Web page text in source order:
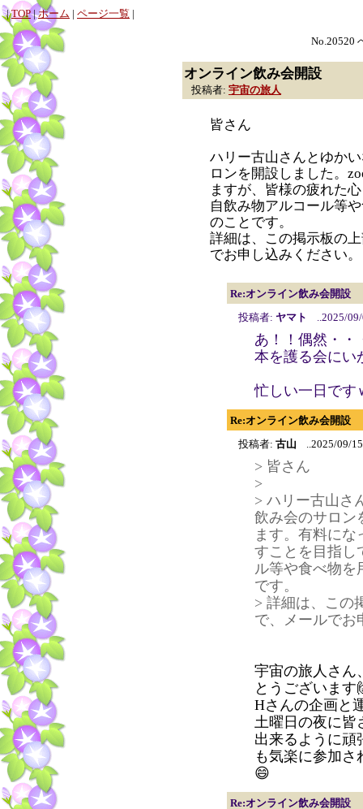
|TOP|ホーム | ページ一覧 |
No.20520
オンライン飲み会開設
投稿者: 宇宙の旅人
皆さん
ハリー古山さんとゆか
ロンを開設しました。
ますが、皆様の疲れた
自飲み物アルコール等
のことです。
詳細は、この掲示板の
でお申し込みください。
Re:オンライン飲み会開設
投稿者: ヤマト ..2025/09/
あ！！偶然・・
本を護る会にい
忙しい一日です
Re:オンライン飲み会開設
投稿者: 古山 ..2025/09/
> 皆さん
>
> ハリー古山さ
飲み会のサロン
ます。有料に
すことを目指し
ル等や食べ物を
です。
> 詳細は、この
で、メールでお
宇宙の旅人さん
とうございます
Hさんの企画と
土曜日の夜に皆
出来るように頑
も気楽に参加
😄
Re:オンライン飲み会開設